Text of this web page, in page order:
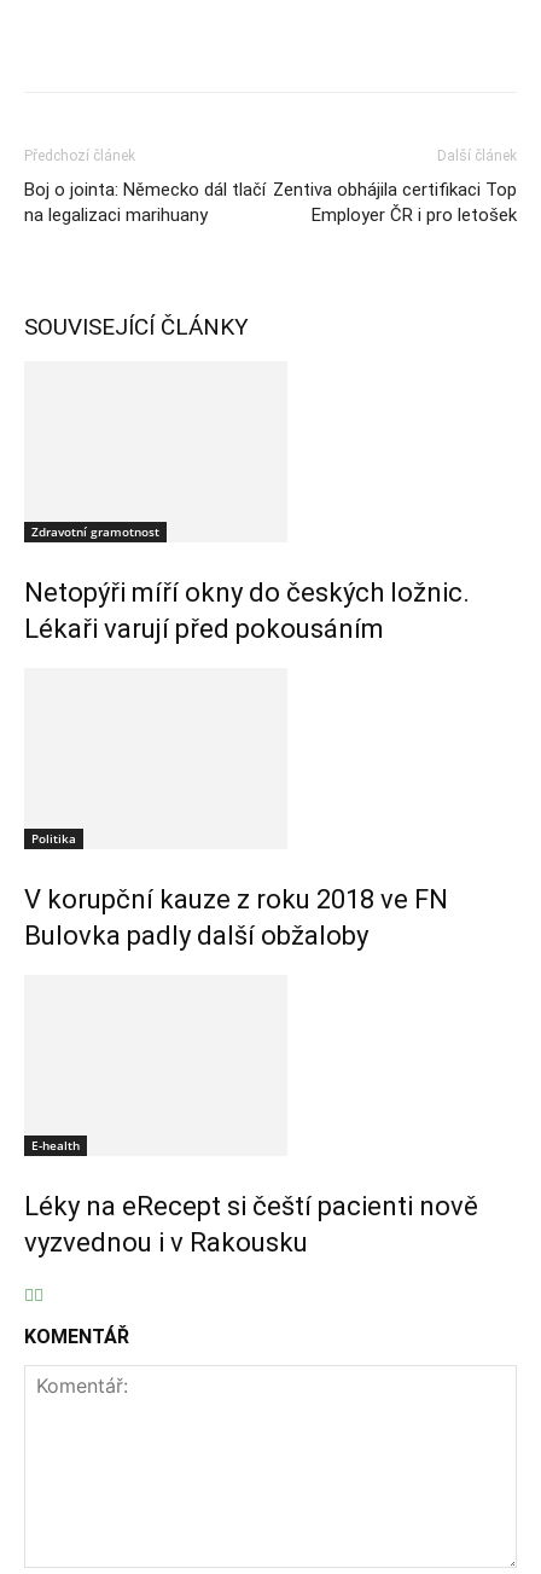
Předchozí článek
Boj o jointa: Německo dál tlačí
na legalizaci marihuany
Další článek
Zentiva obhájila certifikaci Top
Employer ČR i pro letošek
SOUVISEJÍCÍ ČLÁNKY
Zdravotní gramotnost
Netopýři míří okny do českých ložnic.
Lékaři varují před pokousáním
Politika
V korupční kauze z roku 2018 ve FN
Bulovka padly další obžaloby
E-health
Léky na eRecept si čeští pacienti nově
vyzvednou i v Rakousku
KOMENTÁŘ